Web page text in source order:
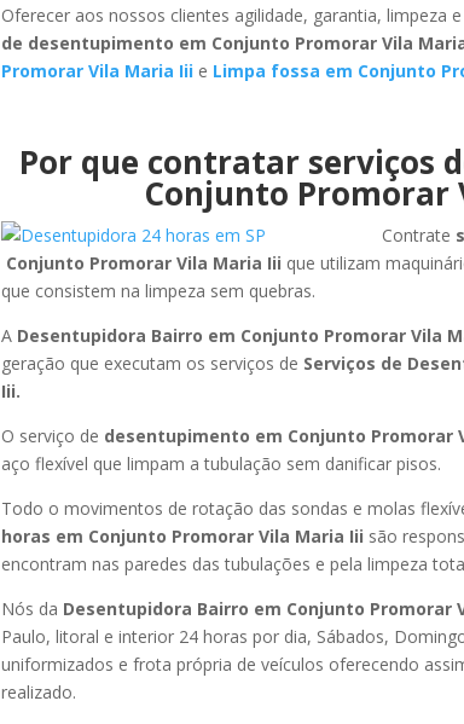
Oferecer aos nossos clientes agilidade, garantia, limpeza
de desentupimento em Conjunto Promorar Vila
Promorar Vila Maria Iiie Limpa fossa em Conjunto
Por que contratar serviços
Conjunto Promorar
Contrate
Conjunto Promorar Vila Maria Iii que utilizam
que consistem na limpeza sem quebras.
A Desentupidora Bairro em Conjunto Promorar Vila
geração que executam os serviços de Serviços de
Iii.
O serviço de desentupimento em Conjunto Promorar
aço flexível que limpam a tubulação sem danificar pisos.
Todo o movimentos de rotação das sondas e molas
horas em Conjunto Promorar Vila Maria Iii são
encontram nas paredes das tubulações e pela limpeza
Nós da Desentupidora Bairro em Conjunto Promorar
Paulo, litoral e interior 24 horas por dia, Sábados,
uniformizados e frota própria de veículos oferecendo
realizado.